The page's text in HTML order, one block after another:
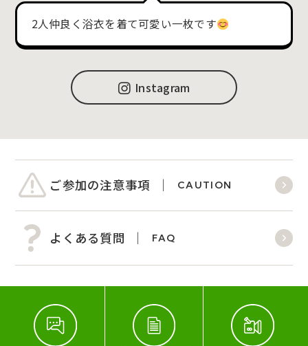
2人仲良く浴衣を着て可愛い一枚です
Instagram
ご参加の注意事項 CAUTION
よくある質問 FAQ